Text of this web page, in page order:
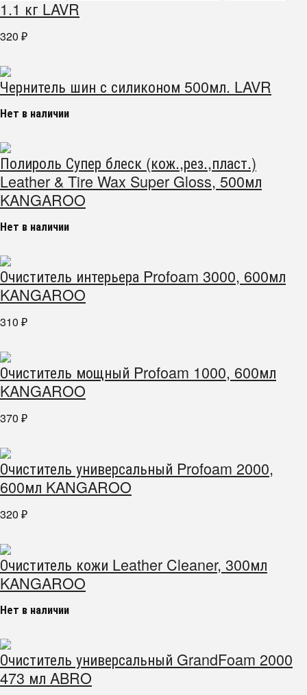
1.1 кг LAVR
320 ₽
Чернитель шин с силиконом 500мл. LAVR
Нет в наличии
Полироль Супер блеск (кож.,рез.,пласт.)
Leather & Tire Wax Super Gloss, 500мл
KANGAROO
Нет в наличии
Очиститель интерьера Profoam 3000, 600мл
KANGAROO
310 ₽
Очиститель мощный Profoam 1000, 600мл
KANGAROO
370 ₽
Очиститель универсальный Profoam 2000,
600мл KANGAROO
320 ₽
Очиститель кожи Leather Cleaner, 300мл
KANGAROO
Нет в наличии
Очиститель универсальный GrandFoam 2000
473 мл ABRO